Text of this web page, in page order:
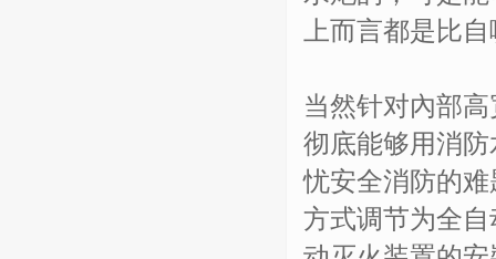
上而言都是比
当然针对內部
彻底能够用消
忧安全消防的
方式调节为全